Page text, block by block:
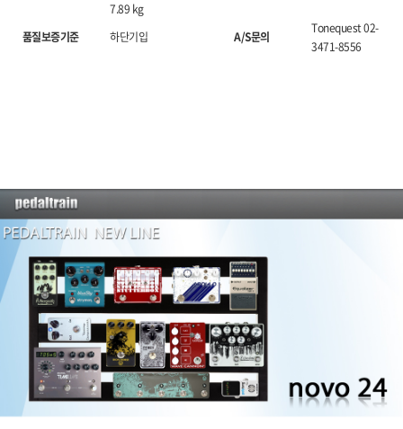
7.89 kg
품질보증기준 하단기입 A/S문의
Tonequest 02-
3471-8556